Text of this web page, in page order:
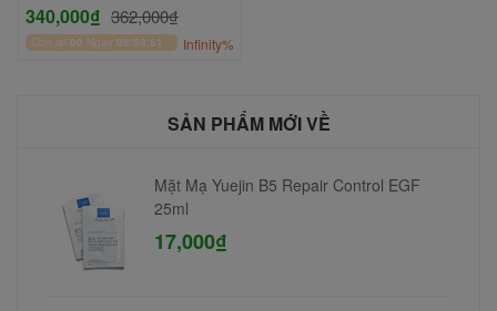
340,000₫ 362,000₫
Còn lại 00 Ngày 06:59:51 Infinity%
SẢN PHẨM MỚI VỀ
Mặt Mạ Yuejin B5 Repair Control EGF
25ml
17,000₫